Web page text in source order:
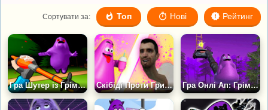
Сортувати за: Топ Нові Рейтинг
Гра Шутер із Грімейс Шейком: Знищ Їх Усіх! Скібіді Проти Гримаса Пінг-понг Гра Онлі Ап: Грімас Шейк